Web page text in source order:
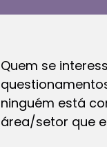
Quem se
ninguém está
área/setor que